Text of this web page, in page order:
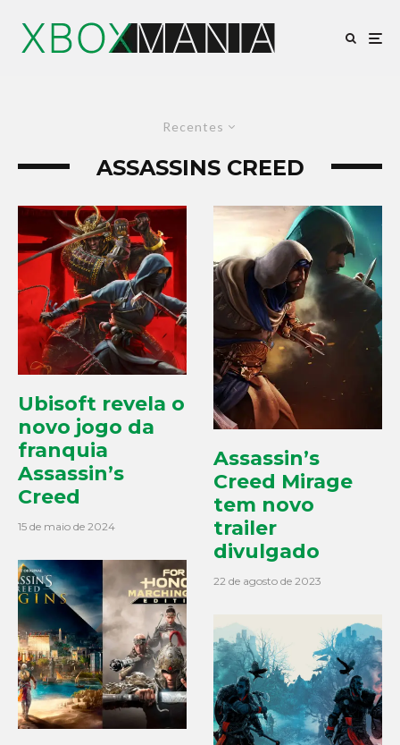
Recentes
ASSASSINS CREED
Ubisoft revela o
novo jogo da
franquia
Assassin’s
Creed
15 de maio de 2024
Assassin’s
Creed Mirage
tem novo
trailer
divulgado
22 de agosto de 2023